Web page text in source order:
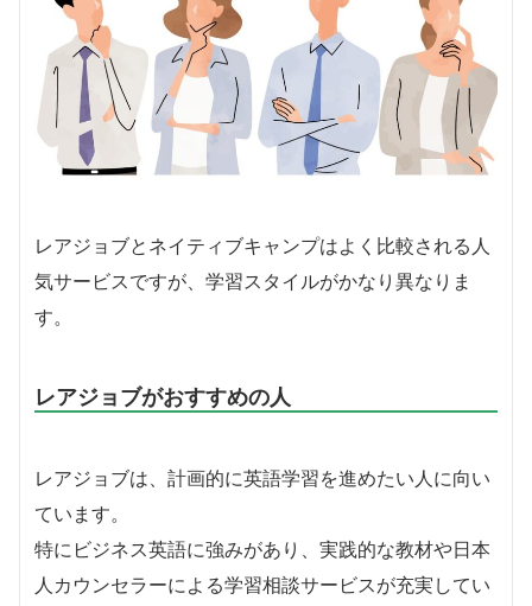
レアジョブとネイティブキャンプはよく比較される人
気サービスですが、学習スタイルがかなり異なりま
す。
レアジョブがおすすめの人
レアジョブは、計画的に英語学習を進めたい人に向い
ています。
特にビジネス英語に強みがあり、実践的な教材や日本
人カウンセラーによる学習相談サービスが充実してい